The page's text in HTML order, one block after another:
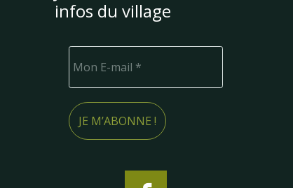
infos du village